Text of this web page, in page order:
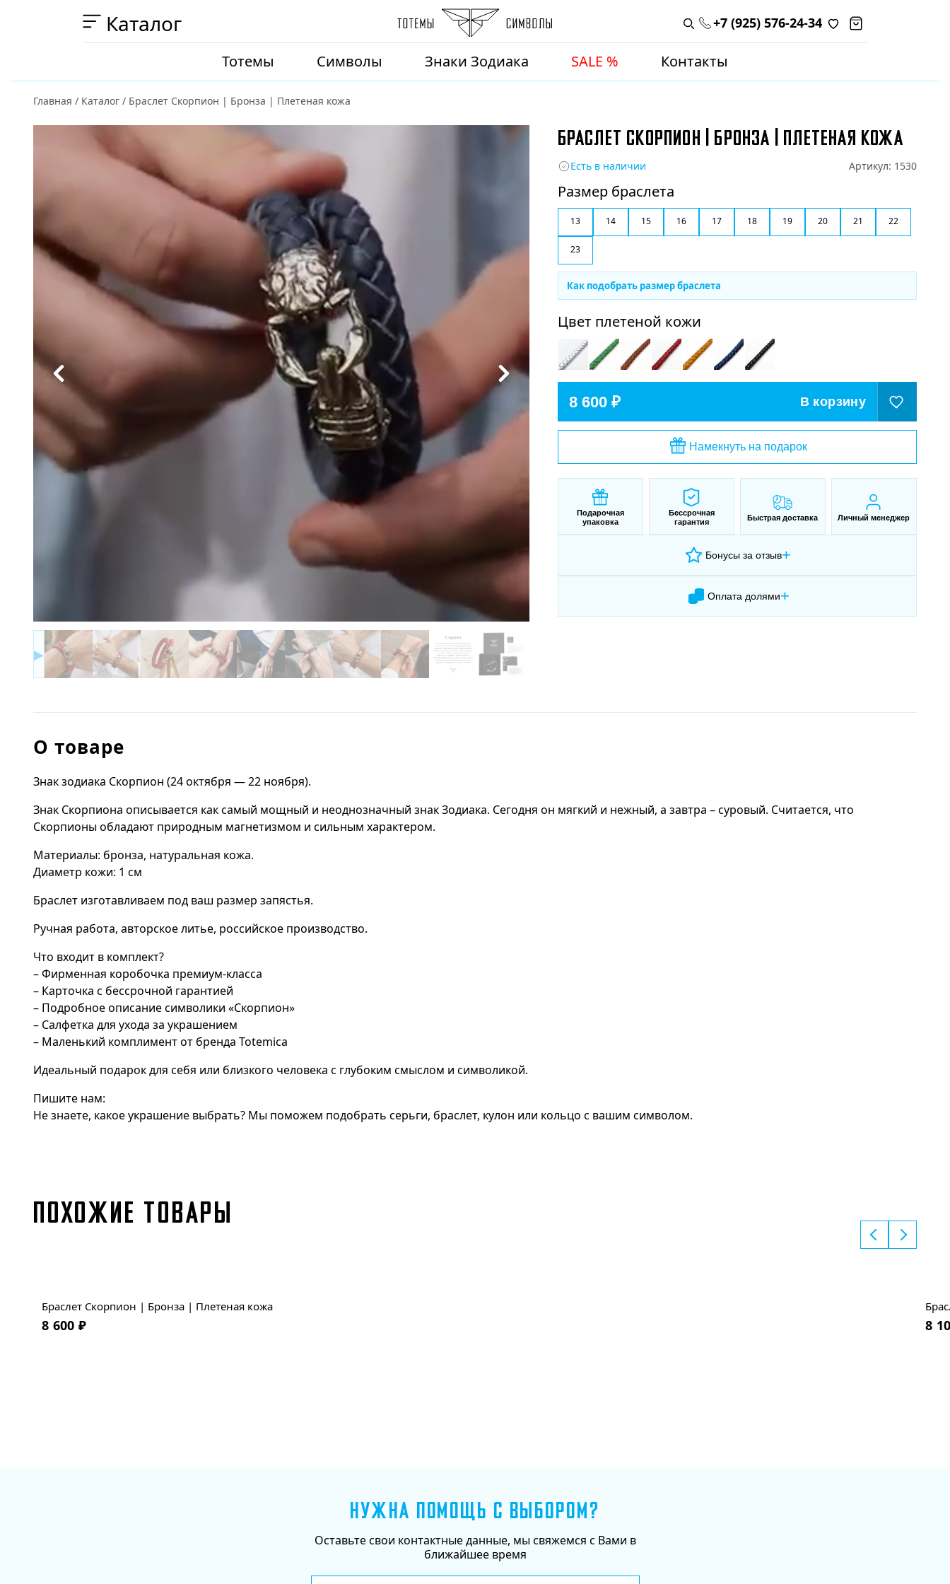
Каталог Поиск по каталогу
+7 (925) 576-24-34
Тотемы Символы Знаки Зодиака SALE % Контакты
Главная / Каталог / Браслет Скорпион | Бронза | Плетеная кожа
▶
БРАСЛЕТ СКОРПИОН | БРОНЗА | ПЛЕТЕНАЯ КОЖА
Есть в наличии Артикул: 1530
Размер браслета
13 14 15 16 17 18 19 20 21 22
23
Как подобрать размер браслета
Цвет плетеной кожи
8 600 ₽ В корзину
Намекнуть на подарок
Подарочная
упаковка
Бессрочная
гарантия
Быстрая доставка Личный менеджер
Бонусы за отзыв+
Оплата долями+
О товаре
Знак зодиака Скорпион (24 октября — 22 ноября).
Знак Скорпиона описывается как самый мощный и неоднозначный знак Зодиака. Сегодня он мягкий и нежный, а завтра – суровый. Считается, что
Скорпионы обладают природным магнетизмом и сильным характером.
Материалы: бронза, натуральная кожа.
Диаметр кожи: 1 см
Браслет изготавливаем под ваш размер запястья.
Ручная работа, авторское литье, российское производство.
Что входит в комплект?
– Фирменная коробочка премиум-класса
– Карточка с бессрочной гарантией
– Подробное описание символики «Скорпион»
– Салфетка для ухода за украшением
– Маленький комплимент от бренда Totemica
Идеальный подарок для себя или близкого человека с глубоким смыслом и символикой.
Пишите нам:
Не знаете, какое украшение выбрать? Мы поможем подобрать серьги, браслет, кулон или кольцо с вашим символом.
ПОХОЖИЕ ТОВАРЫ
Браслет Скорпион | Бронза | Плетеная кожа
8 600 ₽ 8
НУЖНА ПОМОЩЬ С ВЫБОРОМ?
Оставьте свои контактные данные, мы свяжемся с Вами в
ближайшее время